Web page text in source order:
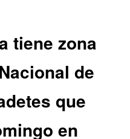
tiene zona
de
que
en